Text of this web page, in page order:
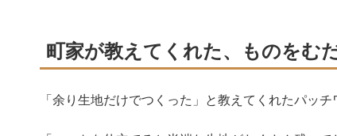
町家が教えてくれた、ものをむ
「余り生地だけでつくった」と教えてくれたパッチ